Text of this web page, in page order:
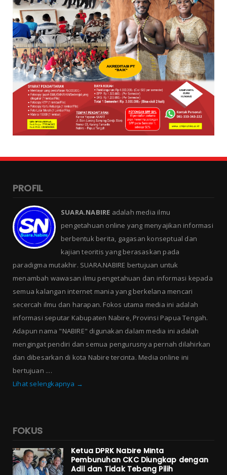
PROFIL
SUARA.NABIRE adalah media ilmu
pengetahuan online yang menyajikan informasi
berbentuk berita, gagasan konseptual dan
kajian teoritis yang berasaskan pada
paradigma mutakhir. SUARA.NABIRE bertujuan untuk
menambah wawasan ilmu pengetahuan dan informasi kepada
semua kalangan internet mania yang berkelana mencari
secercah ilmu dan harapan. Fokos utama media ini adalah
informasi seputar Kabupaten Nabire, Provinsi Papua Tengah.
Adapun nama "NABIRE" digunakan dalam media ini adalah
mengingat pendiri dan semua pengurusnya pernah dilahirkan
dan dibesarkan di kota Nabire tercinta. Media online ini
bertujuan ....
Lihat selengkapnya →
FOKUS
Ketua DPRK Nabire Minta
Pembunuhan CKC Diungkap dengan
Adil dan Tidak Tebang Pilih